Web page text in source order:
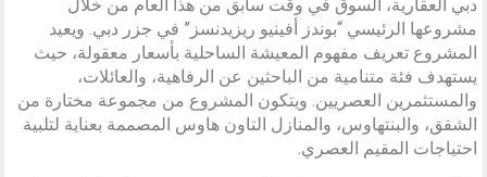
دبي العقارية، السوق في وقت سابق من هذا العام من خلال
مشروعها الرئيسي “بوندز أفينيو ريزيدنسز” في جزر دبي. ويعيد
المشروع تعريف مفهوم المعيشة الساحلية بأسعار معقولة، حيث
يستهدف فئة متنامية من الباحثين عن الرفاهية، والعائلات،
والمستثمرين العصريين. ويتكون المشروع من مجموعة مختارة من
الشقق، والبنتهاوس، والمنازل التاون هاوس المصممة بعناية لتلبية
احتياجات المقيم العصري.